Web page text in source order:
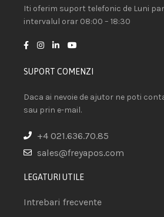
Iti oferim suport telefonic de Luni
intervalul orar 08:00 – 18:30
SUPORT COMENZI
Daca ai nevoie de ajutor ne poti
sau prin e-mail.
+4 021.636.70.85
sales@freyapos.com
LEGATURI UTILE
Intrebari frecvente